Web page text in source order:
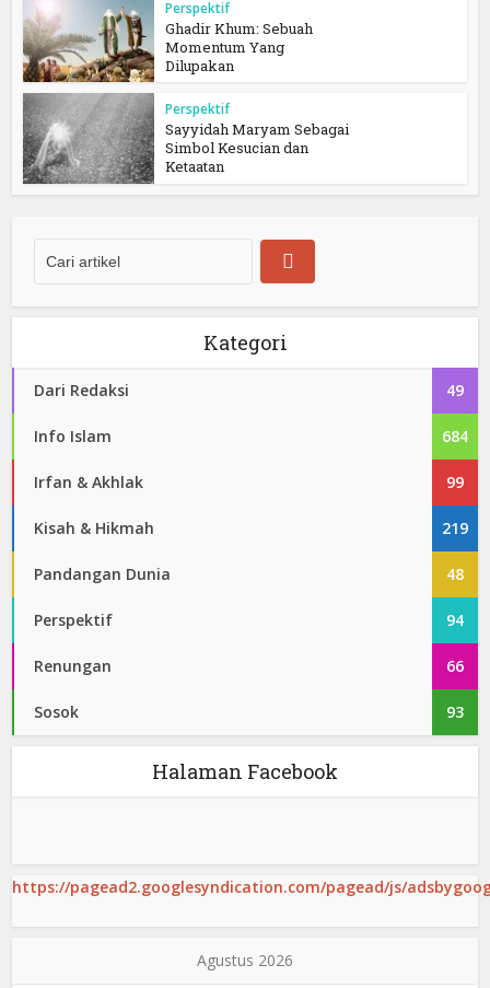
Perspektif
Ghadir Khum: Sebuah
Momentum Yang
Dilupakan
Perspektif
Sayyidah Maryam Sebagai
Simbol Kesucian dan
Ketaatan
Kategori
Dari Redaksi 49
Info Islam 684
Irfan & Akhlak 99
Kisah & Hikmah 219
Pandangan Dunia 48
Perspektif 94
Renungan 66
Sosok 93
Halaman Facebook
https://pagead2.googlesyndication.com/pagead/js/
Agustus 2026